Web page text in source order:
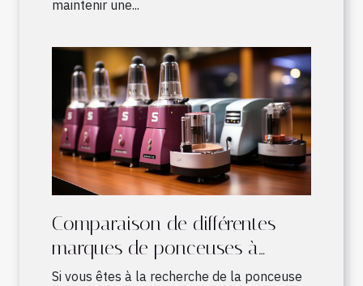
maintenir une...
Comparaison de différentes
marques de ponceuses à
ongles
Si vous êtes à la recherche de la ponceuse